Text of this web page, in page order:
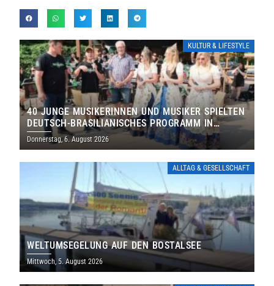
KULTUR & LIFESTYLE
40 JUNGE MUSIKERINNEN UND MUSIKER SPIELTEN
DEUTSCH-BRASILIANISCHES PROGRAMM IN
THOLEY
Donnerstag, 6. August 2026
ALLTAG & GESELLSCHAFT
WELTUMSEGELUNG AUF DEN BOSTALSEE
Mittwoch, 5. August 2026